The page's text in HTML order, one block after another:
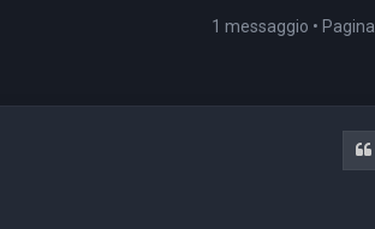
1 messaggio • Pagina